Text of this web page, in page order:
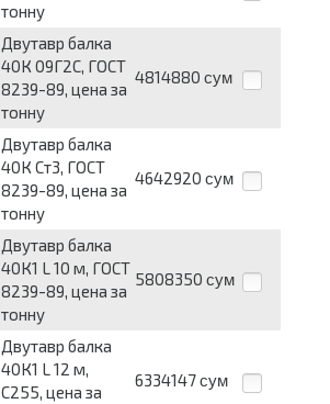
тонну
Двутавр балка
40К 09Г2С, ГОСТ
8239-89, цена за
тонну
4814880 сум
Двутавр балка
40К Ст3, ГОСТ
8239-89, цена за
тонну
4642920 сум
Двутавр балка
40К1 L 10 м, ГОСТ
8239-89, цена за
тонну
5808350 сум
Двутавр балка
40К1 L 12 м,
С255, цена за
6334147 сум